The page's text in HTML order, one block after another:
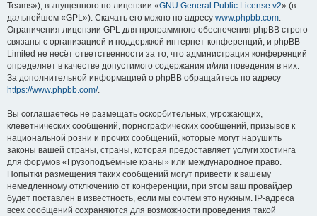
Teams»), выпущенного по лицензии «GNU General Public License v2» (в
дальнейшем «GPL»). Скачать его можно по адресу www.phpbb.com.
Ограничения лицензии GPL для программного обеспечения phpBB строго
связаны с организацией и поддержкой интернет-конференций, и phpBB
Limited не несёт ответственности за то, что администрация конференций
определяет в качестве допустимого содержания и/или поведения в них.
За дополнительной информацией о phpBB обращайтесь по адресу
https://www.phpbb.com/.
Вы соглашаетесь не размещать оскорбительных, угрожающих,
клеветнических сообщений, порнографических сообщений, призывов к
национальной розни и прочих сообщений, которые могут нарушить
законы вашей страны, страны, которая предоставляет услуги хостинга
для форумов «Грузоподъёмные краны» или международное право.
Попытки размещения таких сообщений могут привести к вашему
немедленному отключению от конференции, при этом ваш провайдер
будет поставлен в известность, если мы сочтём это нужным. IP-адреса
всех сообщений сохраняются для возможности проведения такой